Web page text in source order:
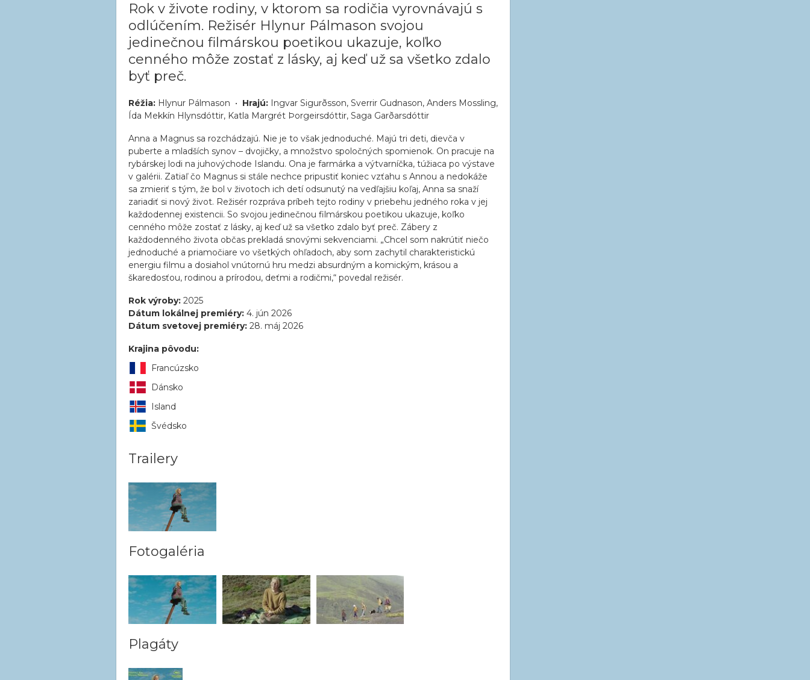
Rok v živote rodiny, v ktorom sa rodičia vyrovnávajú s
odlúčením. Režisér Hlynur Pálmason svojou
jedinečnou filmárskou poetikou ukazuje, koľko
cenného môže zostať z lásky, aj keď už sa všetko zdalo
byť preč.
Réžia: Hlynur Pálmason • Hrajú: Ingvar Sigurðsson, Sverrir Gudnason, Anders Mossling,
Ída Mekkín Hlynsdóttir, Katla Margrét Þorgeirsdóttir, Saga Garðarsdóttir
Anna a Magnus sa rozchádzajú. Nie je to však jednoduché. Majú tri deti, dievča v
puberte a mladších synov – dvojičky, a množstvo spoločných spomienok. On pracuje na
rybárskej lodi na juhovýchode Islandu. Ona je farmárka a výtvarníčka, túžiaca po výstave
v galérii. Zatiaľ čo Magnus si stále nechce pripustiť koniec vzťahu s Annou a nedokáže
sa zmieriť s tým, že bol v životoch ich detí odsunutý na vedľajšiu koľaj, Anna sa snaží
zariadiť si nový život. Režisér rozpráva príbeh tejto rodiny v priebehu jedného roka v jej
každodennej existencii. So svojou jedinečnou filmárskou poetikou ukazuje, koľko
cenného môže zostať z lásky, aj keď už sa všetko zdalo byť preč. Zábery z
každodenného života občas prekladá snovými sekvenciami. „Chcel som nakrútiť niečo
jednoduché a priamočiare vo všetkých ohľadoch, aby som zachytil charakteristickú
energiu filmu a dosiahol vnútornú hru medzi absurdným a komickým, krásou a
škaredosťou, rodinou a prírodou, deťmi a rodičmi,“ povedal režisér.
Rok výroby: 2025
Dátum lokálnej premiéry: 4. jún 2026
Dátum svetovej premiéry: 28. máj 2026
Krajina pôvodu:
Francúzsko
Dánsko
Island
Švédsko
Trailery
Fotogaléria
Plagáty